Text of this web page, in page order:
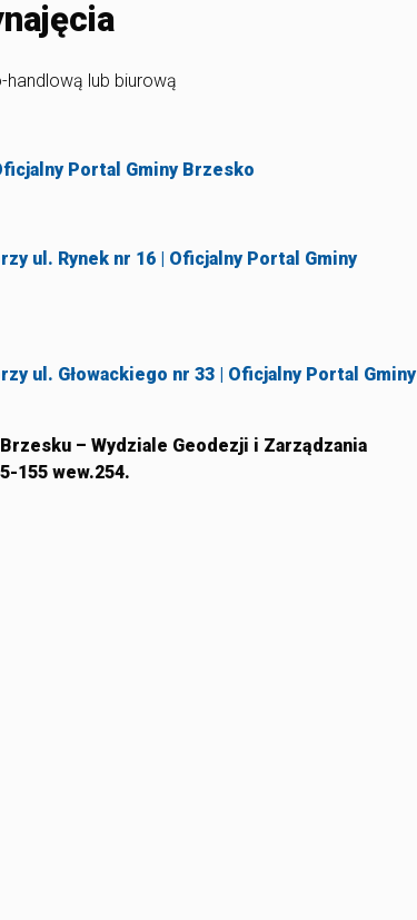
handlową lub biurową
Portal Gminy Brzesko
ul. Rynek nr 16 | Oficjalny Portal Gminy
ul. Głowackiego nr 33 | Oficjalny Portal Gminy
– Wydziale Geodezji i Zarządzania
155 wew.254.